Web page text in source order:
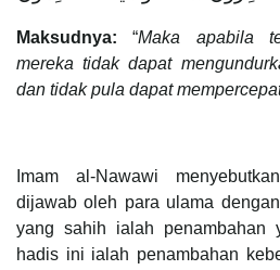
Maksudnya: “Maka apabila
mereka tidak dapat
dan tidak pula dapat
Imam al-Nawawi
dijawab oleh para ulama
yang sahih ialah penambahan
hadis ini ialah penambahan